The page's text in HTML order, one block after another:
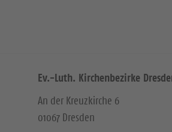
Ev.-Luth. Kirchenbezirke
An der Kreuzkirche 6
01067 Dresden